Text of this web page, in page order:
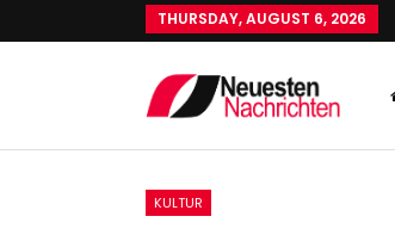
THURSDAY, AUGUST 6, 2026
KULTUR